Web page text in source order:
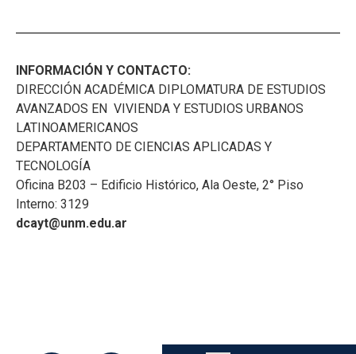
INFORMACIÓN Y CONTACTO:
DIRECCIÓN ACADÉMICA DIPLOMATURA DE ESTUDIOS
AVANZADOS EN VIVIENDA Y ESTUDIOS URBANOS
LATINOAMERICANOS
DEPARTAMENTO DE CIENCIAS APLICADAS Y
TECNOLOGÍA
Oficina B203 – Edificio Histórico, Ala Oeste, 2° Piso
Interno: 3129
dcayt@unm.edu.ar